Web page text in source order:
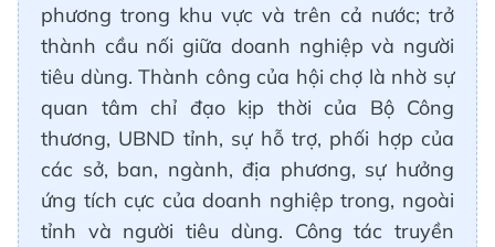
phương trong khu vực và trên cả nước; trở
thành cầu nối giữa doanh nghiệp và người
tiêu dùng. Thành công của hội chợ là nhờ sự
quan tâm chỉ đạo kịp thời của Bộ Công
thương, UBND tỉnh, sự hỗ trợ, phối hợp của
các sở, ban, ngành, địa phương, sự hưởng
ứng tích cực của doanh nghiệp trong, ngoài
tỉnh và người tiêu dùng. Công tác truyền